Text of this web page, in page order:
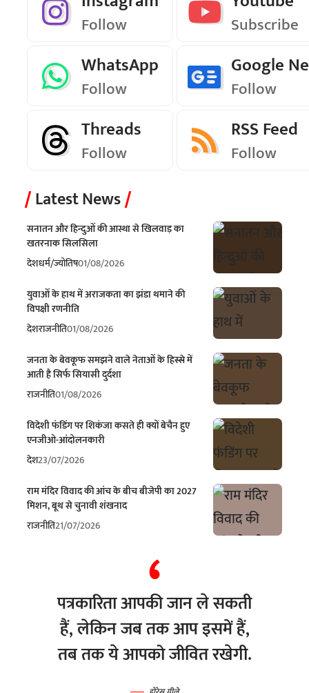
Follow Subscribe
WhatsApp
Follow
Google
Follow
Threads
Follow
RSS Feed
Follow
Latest News
सनातन और हिन्दुओं की आस्था से खिलवाड़ का
खतरनाक सिलसिला
देशधर्म/ज्योतिष01/08/2026
युवाओं के हाथ में अराजकता का झंडा थमाने की
विपक्षी रणनीति
देशराजनीति01/08/2026
जनता के बेवकूफ समझने वाले नेताओं के हिस्से में
आती है सिर्फ सियासी दुर्दशा
राजनीति01/08/2026
विदेशी फंडिंग पर शिकंजा कसते ही क्यों बेचैन हुए
एनजीओ-आंदोलनकारी
देश23/07/2026
राम मंदिर विवाद की आंच के बीच बीजेपी का 2027
मिशन, बूथ से चुनावी शंखनाद
राजनीति21/07/2026
पत्रकारिता आपकी जान ले सकती
हैं, लेकिन जब तक आप इसमें हैं,
तब तक ये आपको जीवित रखेगी.